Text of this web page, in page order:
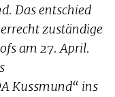
Das entschied
zuständige
am 27. April.
Kussmund“ ins